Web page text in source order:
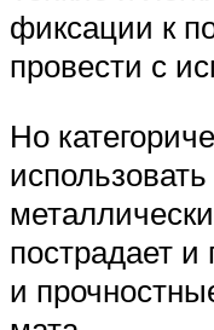
фиксации к
провести с
Но
пострадает и
и